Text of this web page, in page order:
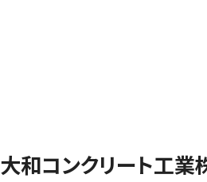
大和コンクリート工